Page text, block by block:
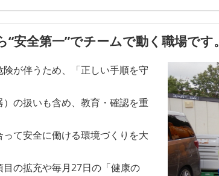
安全第一”でチームで動く職場です。
が伴うため、「正しい手順を守
の扱いも含め、教育・確認を重
て安全に働ける環境づくりを大
の拡充や毎月27日の「健康の